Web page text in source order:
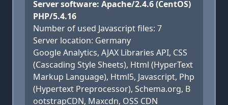
Server software: Apache/2.4.6 (CentOS)
PHP/5.4.16
Number of used Javascript files: 7
Server location: Germany
Google Analytics, AJAX Libraries API, CSS
(Cascading Style Sheets), Html (HyperText
Markup Language), Html5, Javascript, Php
(Hypertext Preprocessor), Schema.org, B
ootstrapCDN, Maxcdn, OSS CDN